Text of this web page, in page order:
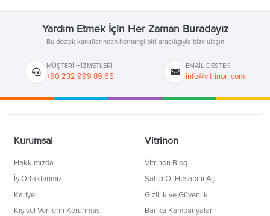
Yardım Etmek İçin Her Zaman Buradayız
Bu destek kanallarından herhangi biri aracılığıyla bize ulaşın
MÜŞTERI HIZMETLERI
+90 232 999 89 65
EMAIL DESTEK
info@vitrinon.com
Kurumsal
Hakkımızda
İş Ortaklarımız
Kariyer
Kişisel Verilerin Korunması
Vitrinon
Vitrinon Blog
Satıcı Ol Hesabını Aç
Gizlilik ve Güvenlik
Banka Kampanyaları